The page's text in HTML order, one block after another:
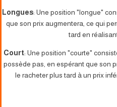
Longues: Une position "longue"
que son prix augmentera, ce qui
tard en
Court: Une position "courte"
possède pas, en espérant que son
le racheter plus tard à un prix